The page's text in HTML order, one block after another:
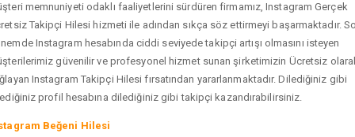
memnuniyeti odaklı faaliyetlerini sürdüren firmamız, Instagram Gerçek
Takipçi Hilesi hizmeti ile adından sıkça söz ettirmeyi başarmaktadır.
Instagram hesabında ciddi seviyede takipçi artışı olmasını isteyen
güvenilir ve profesyonel hizmet sunan şirketimizin Ücretsiz
Instagram Takipçi Hilesi fırsatından yararlanmaktadır. Dilediğiniz gibi
profil hesabına dilediğiniz gibi takipçi kazandırabilirsiniz.
Beğeni Hilesi